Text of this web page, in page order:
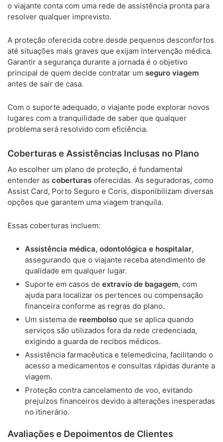
o viajante conta com uma rede de assistência pronta para
resolver qualquer imprevisto.
A proteção oferecida cobre desde pequenos desconfortos
até situações mais graves que exijam intervenção médica.
Garantir a segurança durante a jornada é o objetivo
principal de quem decide contratar um seguro viagem
antes de sair de casa.
Com o suporte adequado, o viajante pode explorar novos
lugares com a tranquilidade de saber que qualquer
problema será resolvido com eficiência.
Coberturas e Assistências Inclusas no Plano
Ao escolher um plano de proteção, é fundamental
entender as coberturas oferecidas. As seguradoras, como
Assist Card, Porto Seguro e Coris, disponibilizam diversas
opções que garantem uma viagem tranquila.
Essas coberturas incluem:
Assistência médica, odontológica e hospitalar,
assegurando que o viajante receba atendimento de
qualidade em qualquer lugar.
Suporte em casos de extravio de bagagem, com
ajuda para localizar os pertences ou compensação
financeira conforme as regras do plano.
Um sistema de reembolso que se aplica quando
serviços são utilizados fora da rede credenciada,
exigindo a guarda de recibos médicos.
Assistência farmacêutica e telemedicina, facilitando o
acesso a medicamentos e consultas rápidas durante a
viagem.
Proteção contra cancelamento de voo, evitando
prejuízos financeiros devido a alterações inesperadas
no itinerário.
Avaliações e Depoimentos de Clientes